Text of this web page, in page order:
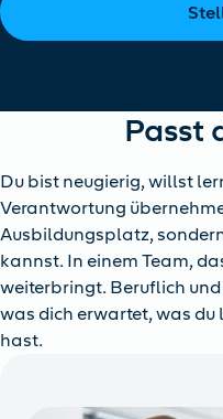
Passt
Du bist neugierig, willst
Verantwortung
Ausbildungsplatz,
kannst. In einem Team,
weiterbringt. Beruflich
was dich erwartet, was du
hast.